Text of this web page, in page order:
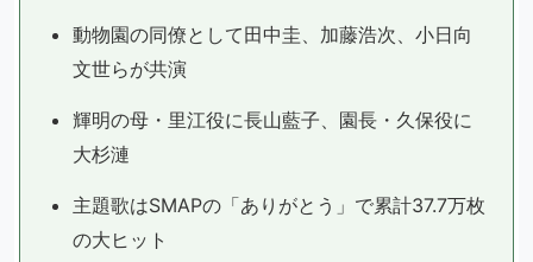
動物園の同僚として田中圭、加藤浩次、小日向
文世らが共演
輝明の母・里江役に長山藍子、園長・久保役に
大杉漣
主題歌はSMAPの「ありがとう」で累計37.7万枚
の大ヒット